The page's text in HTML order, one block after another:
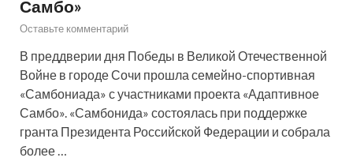
Самбо»
Оставьте комментарий
В преддверии дня Победы в Великой Отечественной
Войне в городе Сочи прошла семейно-спортивная
«Самбониада» с участниками проекта «Адаптивное
Самбо». «Самбонида» состоялась при поддержке
гранта Президента Российской Федерации и собрала
более …